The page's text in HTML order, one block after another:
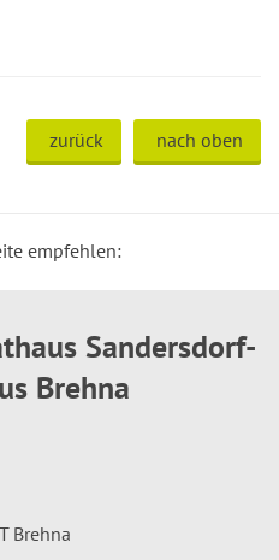
zurück nach oben
empfehlen:
Sandersdorf-
Brehna
Brehna